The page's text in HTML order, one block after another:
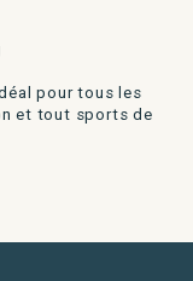
pour tous les
et tout sports de